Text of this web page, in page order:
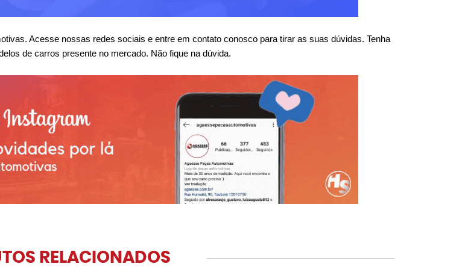
Acesse nossas redes sociais e entre em contato conosco para tirar as suas dúvidas. Tenha
de carros presente no mercado. Não fique na dúvida.
RELACIONADOS